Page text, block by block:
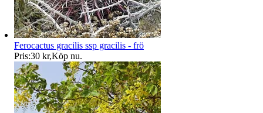
Ferocactus gracilis ssp gracilis - frö
Pris:30 kr,Köp nu.